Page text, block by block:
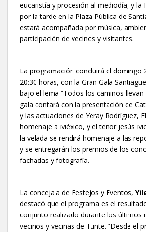
eucaristía y procesión al mediodía, y la
por la tarde en la Plaza Pública de
estará acompañada por música,
participación de vecinos y visitantes.
La programación concluirá el domingo
20:30 horas, con la Gran Gala
bajo el lema “Todos los caminos llevan
gala contará con la presentación de
y las actuaciones de Yeray Rodríguez,
homenaje a México, y el tenor Jesús
la velada se rendirá homenaje a las
y se entregarán los premios de los
fachadas y fotografía.
La concejala de Festejos y Eventos,
destacó que el programa es el
conjunto realizado durante los últimos
vecinos y vecinas de Tunte. “Desde el